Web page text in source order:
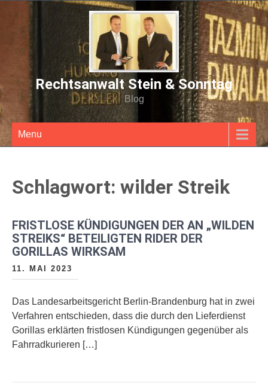
Rechtsanwalt Stein & Sonntag
Blog
Menu
Schlagwort: wilder Streik
FRISTLOSE KÜNDIGUNGEN DER AN „WILDEN
STREIKS“ BETEILIGTEN RIDER DER
GORILLAS WIRKSAM
11. MAI 2023
Das Landesarbeitsgericht Berlin-Brandenburg hat in zwei
Verfahren entschieden, dass die durch den Lieferdienst
Gorillas erklärten fristlosen Kündigungen gegenüber als
Fahrradkurieren […]